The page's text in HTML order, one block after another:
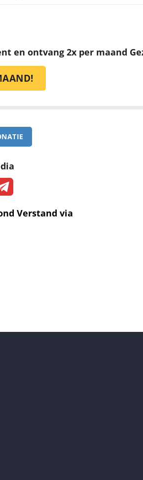
en ontvang 2x per maand
Verstand via